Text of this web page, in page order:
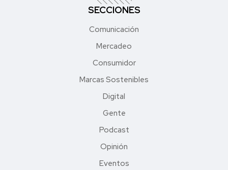
SECCIONES
Comunicación
Mercadeo
Consumidor
Marcas Sostenibles
Digital
Gente
Podcast
Opinión
Eventos